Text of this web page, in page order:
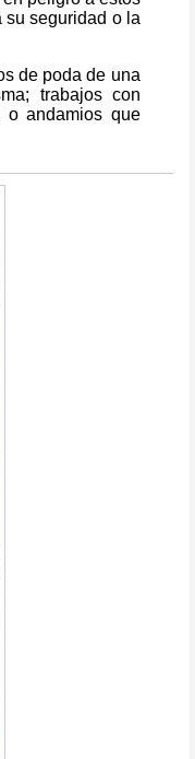
su seguridad o la
de poda de una
trabajos con
o andamios que